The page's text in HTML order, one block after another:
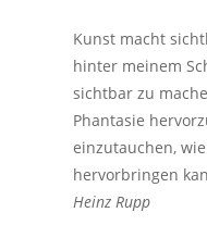
Kunst macht
hinter meinem
sichtbar zu
Phantasie
einzutauchen,
hervorbringen
Heinz Rupp